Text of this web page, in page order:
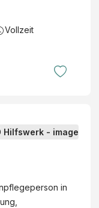
Vollzeit
in